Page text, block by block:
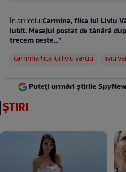
În articolulCarmina, fiica lui Liviu
iubit. Mesajul postat de tânără
trecem peste...”:
carmina fiica lui liviu varciu
liviu
Puteți urmări știrile
ȘTIRI